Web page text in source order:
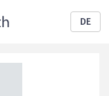
DE